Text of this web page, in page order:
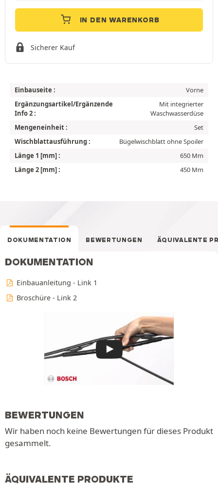
IN DEN WARENKORB
Sicherer Kauf
Einbauseite :
Vorne
Ergänzungsartikel/Ergänzende
Info 2 :
Mit integrierter
Waschwasserdüse
Mengeneinheit :
Set
Wischblattausführung :
Bügelwischblatt ohne Spoiler
Länge 1 [mm] :
650 Mm
Länge 2 [mm] :
450 Mm
DOKUMENTATION BEWERTUNGEN ÄQUIVALENTE
DOKUMENTATION
Einbauanleitung - Link 1
Broschüre - Link 2
BEWERTUNGEN
Wir haben noch keine Bewertungen für dieses Produkt
gesammelt.
ÄQUIVALENTE PRODUKTE